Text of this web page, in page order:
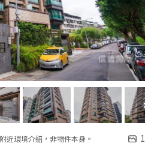
近環境介紹，非物件本身。 1
績破百萬經紀人員 2025年10月龍虎榜